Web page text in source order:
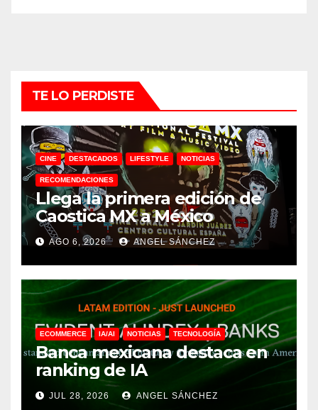
TE LO PERDISTE
CINE DESTACADOS LIFESTYLE NOTICIAS
RECOMENDACIONES
Llega la primera edición de
Caostica MX a México
AGO 6, 2026 ANGEL SÁNCHEZ
ECOMMERCE IA/AI NOTICIAS TECNOLOGÍA
Banca mexicana destaca en
ranking de IA
JUL 28, 2026 ANGEL SÁNCHEZ